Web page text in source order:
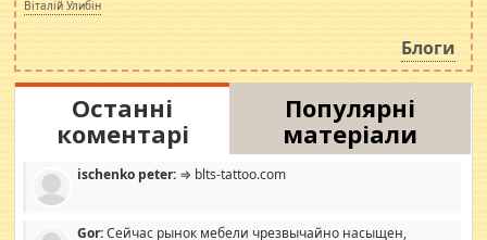
навколо стипендіального питання. Штучно
роздувається ще одна соціальна катастрофа.
Віталій Улибін
Блоги
Останні
коментарі
Популярні
матеріали
ischenko peter: ⇒ blts-tattoo.com
Gor:Сейчас рынок мебели чрезвычайно насыщен,